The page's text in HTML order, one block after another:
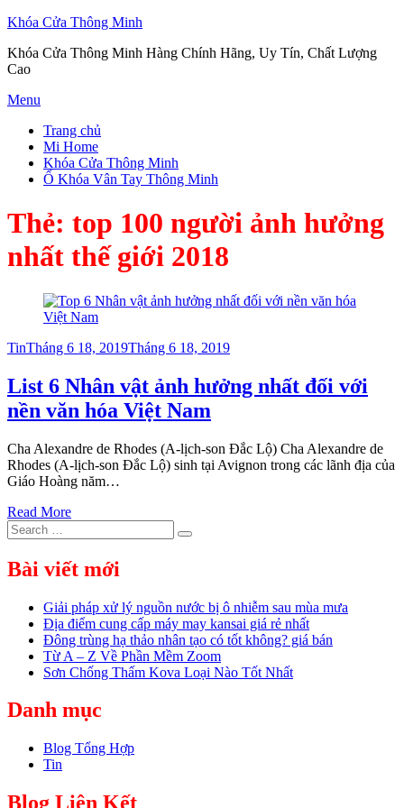
Khóa Cửa Thông Minh
Khóa Cửa Thông Minh Hàng Chính Hãng, Uy Tín, Chất Lượng
Cao
Skip
content
Menu
Trang chủ
Mi Home
Khóa Cửa Thông Minh
Ổ Khóa Vân Tay Thông Minh
Thẻ: top 100 người ảnh hưởng
nhất thế giới 2018
TinPosted
Tháng 6 18, 2019Tháng 6 18, 2019
List 6 Nhân vật ảnh hưởng nhất đối với
nền văn hóa Việt Nam
Cha Alexandre de Rhodes (A-lịch-son Đắc Lộ) Cha Alexandre de
Rhodes (A-lịch-son Đắc Lộ) sinh tại Avignon trong các lãnh địa của
Giáo Hoàng năm…
Read More
Search
for:
Search
Bài viết mới
Giải pháp xử lý nguồn nước bị ô nhiễm sau mùa mưa
Địa điểm cung cấp máy may kansai giá rẻ nhất
Đông trùng hạ thảo nhân tạo có tốt không? giá bán
Từ A – Z Về Phần Mềm Zoom
Sơn Chống Thấm Kova Loại Nào Tốt Nhất
Danh mục
Blog Tổng Hợp
Tin
Blog Liên Kết